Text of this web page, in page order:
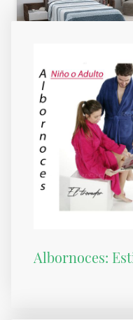
Colcha Maxi
Albornoces: